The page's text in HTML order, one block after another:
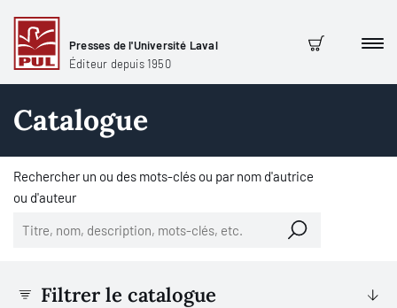
Presses de l'Université Laval
Éditeur depuis 1950
Panier
Catalogue
Rechercher un ou des mots-clés ou par nom d'autrice
ou d'auteur
Filtrer le catalogue